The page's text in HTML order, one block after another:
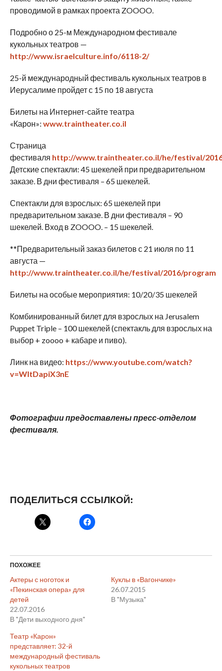
проводимой в рамках проекта ZOOOO.
Подробно о 25-м Международном фестивале
кукольных театров —
http://www.israelculture.info/6118-2/
25-й международный фестиваль кукольных театров в
Иерусалиме пройдет с 15 по 18 августа
Билеты на Интернет-сайте театра
«Карон»: www.traintheater.co.il
Страница
фестиваля http://www.traintheater.co.il/he/festival/
Детские спектакли: 45 шекелей при предварительном
заказе. В дни фестиваля – 65 шекелей.
Спектакли для взрослых: 65 шекелей при
предварительном заказе. В дни фестиваля – 90
шекелей. Вход в ZOOOO. – 15 шекелей.
**Предварительный заказ билетов с 21 июля по 11
августа —
http://www.traintheater.co.il/he/festival/2016/program
Билеты на особые мероприятия: 10/20/35 шекелей
Комбинированный билет для взрослых на Jerusalem
Puppet Triple – 100 шекелей (спектакль для взрослых на
выбор + zoooo + кабаре и пиво).
Линк на видео: https://www.youtube.com/watch?
v=WItDapiX3nE
Фотографии предоставлены пресс-отделом
фестиваля.
ПОДЕЛИТЬСЯ ССЫЛКОЙ:
ПОХОЖЕЕ
Актеры с ноготок и
«Пекинская опера» для
детей
22.07.2016
В "Дети выходного дня"
Куклы в «Вагончике»
26.07.2015
В "Музыка"
Театр «Карон»
представляет: 32-й
международный фестиваль
кукольных театров